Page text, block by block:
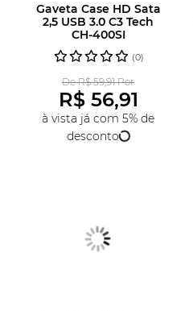
Gaveta Case HD Sata
2,5 USB 3.0 C3 Tech
CH-400SI
(0)
De R$ 59,91 Por
R$ 56,91
à vista já com 5% de
desconto